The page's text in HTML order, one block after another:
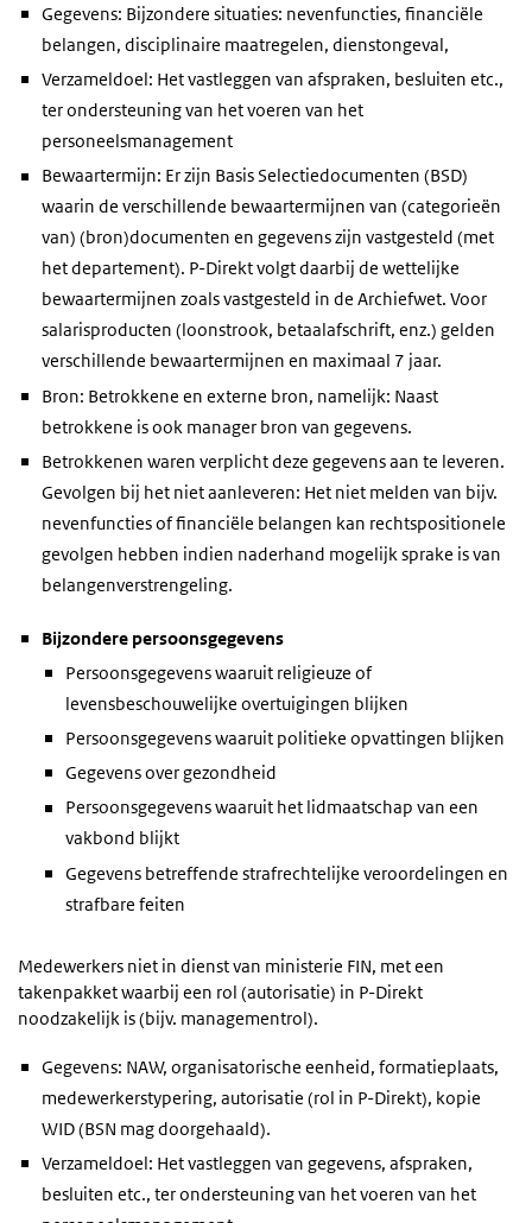
Gegevens: Bijzondere situaties: nevenfuncties, financiële
belangen, disciplinaire maatregelen, dienstongeval,
Verzameldoel: Het vastleggen van afspraken, besluiten etc.,
ter ondersteuning van het voeren van het
personeelsmanagement
Bewaartermijn: Er zijn Basis Selectiedocumenten (BSD)
waarin de verschillende bewaartermijnen van (categorieën
van) (bron)documenten en gegevens zijn vastgesteld (met
het departement). P-Direkt volgt daarbij de wettelijke
bewaartermijnen zoals vastgesteld in de Archiefwet. Voor
salarisproducten (loonstrook, betaalafschrift, enz.) gelden
verschillende bewaartermijnen en maximaal 7 jaar.
Bron: Betrokkene en externe bron, namelijk: Naast
betrokkene is ook manager bron van gegevens.
Betrokkenen waren verplicht deze gegevens aan te leveren.
Gevolgen bij het niet aanleveren: Het niet melden van bijv.
nevenfuncties of financiële belangen kan rechtspositionele
gevolgen hebben indien naderhand mogelijk sprake is van
belangenverstrengeling.
Bijzondere persoonsgegevens
Persoonsgegevens waaruit religieuze of
levensbeschouwelijke overtuigingen blijken
Persoonsgegevens waaruit politieke opvattingen blijken
Gegevens over gezondheid
Persoonsgegevens waaruit het lidmaatschap van een
vakbond blijkt
Gegevens betreffende strafrechtelijke veroordelingen en
strafbare feiten
Medewerkers niet in dienst van ministerie FIN, met een
takenpakket waarbij een rol (autorisatie) in P-Direkt
noodzakelijk is (bijv. managementrol).
Gegevens: NAW, organisatorische eenheid, formatieplaats,
medewerkerstypering, autorisatie (rol in P-Direkt), kopie
WID (BSN mag doorgehaald).
Verzameldoel: Het vastleggen van gegevens, afspraken,
besluiten etc., ter ondersteuning van het voeren van het